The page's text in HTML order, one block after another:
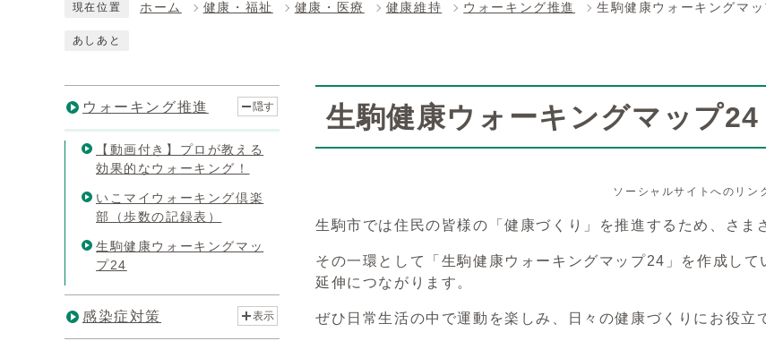
現在位置 ホーム 健康・福祉 健康・医療 健康維持 ウォーキング推進 生駒健康ウォーキングマ
あしあと
生駒健康ウォーキングマップ24
ソーシャルサイトへのリン
生駒市では住民の皆様の「健康づくり」を推進するため、さま
その一環として「生駒健康ウォーキングマップ24」を作成し
延伸につながります。
ぜひ日常生活の中で運動を楽しみ、日々の健康づくりにお役立
ウォーキング推進 隠す
【動画付き】プロが教える
効果的なウォーキング！
いこマイウォーキング倶楽
部（歩数の記録表）
生駒健康ウォーキングマッ
プ24
感染症対策 表示